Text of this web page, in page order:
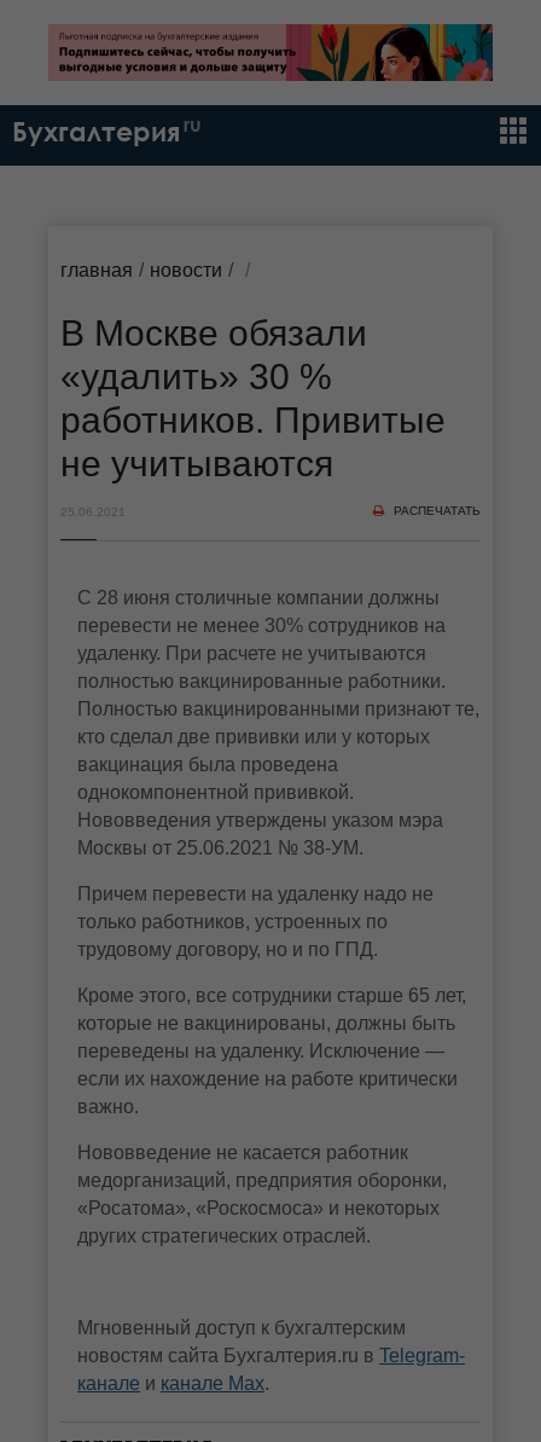
Бухгалтерия ru
главная новости
В Москве обязали
«удалить» 30 %
работников. Привитые
не учитываются
25.06.2021 РАСПЕЧАТАТЬ
С 28 июня столичные компании должны
перевести не менее 30% сотрудников на
удаленку. При расчете не учитываются
полностью вакцинированные работники.
Полностью вакцинированными признают те,
кто сделал две прививки или у которых
вакцинация была проведена
однокомпонентной прививкой.
Нововведения утверждены указом мэра
Москвы от 25.06.2021 № 38-УМ.
Причем перевести на удаленку надо не
только работников, устроенных по
трудовому договору, но и по ГПД.
Кроме этого, все сотрудники старше 65 лет,
которые не вакцинированы, должны быть
переведены на удаленку. Исключение —
если их нахождение на работе критически
важно.
Нововведение не касается работник
медорганизаций, предприятия оборонки,
«Росатома», «Роскосмоса» и некоторых
других стратегических отраслей.
Мгновенный доступ к бухгалтерским
новостям сайта Бухгалтерия.ru в Telegram-
канале и канале Max.